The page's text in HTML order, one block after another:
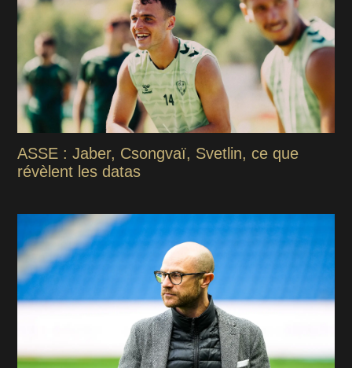
ASSE : Jaber, Csongvaï, Svetlin, ce que
révèlent les datas